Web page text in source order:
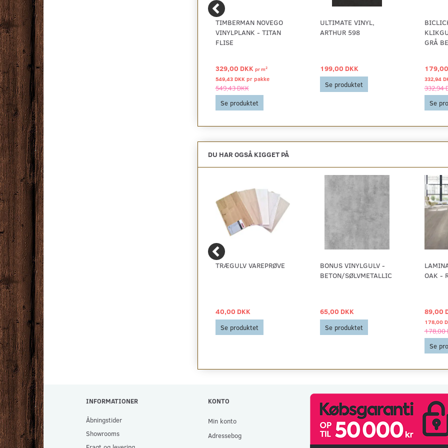
LAMINATGULV, PLANK
EG BREDA GRÅ -
RESTPARTI
79,00 DKKpr
156,43 DKK pr
335,00 DKK
Se produktet
TIMBERMAN NOVEGO
VINYLPLANK - TITAN
FLISE
329,00 DKK prm2
549,43 DKK pr pakke
549,43 DKK
Se produktet
ULTIMATE VINYL,
ARTHUR 598
199,00 DKK
Se produktet
GRÅ
332,94
332,94
Se
DU HAR OGSÅ KIGGET PÅ
ZORBA+ - BILLIGT
BOUCLE GULVTÆPPE -
RESTPARTI, FLERE
FARVER
49,00 DKK
Se produktet
TRÆGULV VAREPRØVE
40,00 DKK
Se produktet
BONUS VINYLGULV -
BETON/SØLVMETALLIC
65,00 DKK
Se produktet
OAK -
89,00
178,00
178,00
Se
INFORMATIONER
Åbningstider
Showrooms
KONTO
Min konto
Adressebog